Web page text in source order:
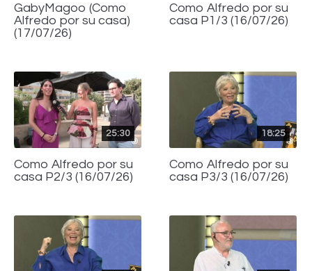
GabyMagoo (Como
Alfredo por su casa)
(17/07/26)
Como Alfredo por su
casa P1/3 (16/07/26)
25:30
Como Alfredo por su
casa P2/3 (16/07/26)
18:25
Como Alfredo por su
casa P3/3 (16/07/26)